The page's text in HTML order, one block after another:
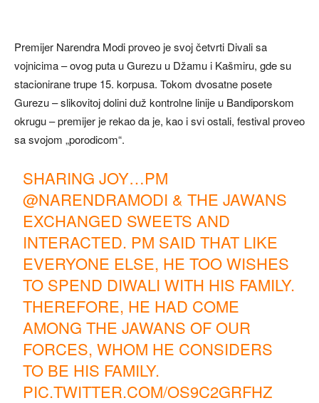
Premijer Narendra Modi proveo je svoj četvrti Divali sa
vojnicima – ovog puta u Gurezu u Džamu i Kašmiru, gde su
stacionirane trupe 15. korpusa. Tokom dvosatne posete
Gurezu – slikovitoj dolini duž kontrolne linije u ​​Bandiporskom
okrugu – premijer je rekao da je, kao i svi ostali, festival proveo
sa svojom „porodicom“.
SHARING JOY…PM
@NARENDRAMODI & THE JAWANS
EXCHANGED SWEETS AND
INTERACTED. PM SAID THAT LIKE
EVERYONE ELSE, HE TOO WISHES
TO SPEND DIWALI WITH HIS FAMILY.
THEREFORE, HE HAD COME
AMONG THE JAWANS OF OUR
FORCES, WHOM HE CONSIDERS
TO BE HIS FAMILY.
PIC.TWITTER.COM/OS9C2GRFHZ